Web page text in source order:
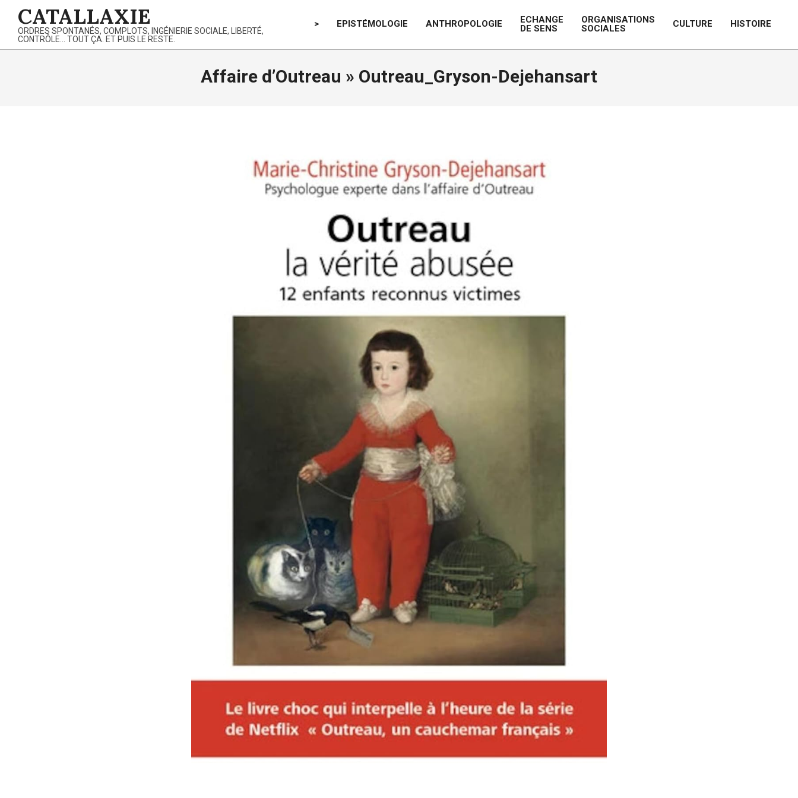
content
CATALLAXIE
ORDRES SPONTANÉS, COMPLOTS, INGÉNIERIE SOCIALE, LIBERTÉ,
CONTRÔLE… TOUT ÇA. ET PUIS LE RESTE.
> EPISTÉMOLOGIE ANTHROPOLOGIE
ECHANGE
DE SENS
ORGANISATIONS
SOCIALES
CULTURE HISTOIRE
Affaire d’Outreau » Outreau_Gryson-Dejehansart